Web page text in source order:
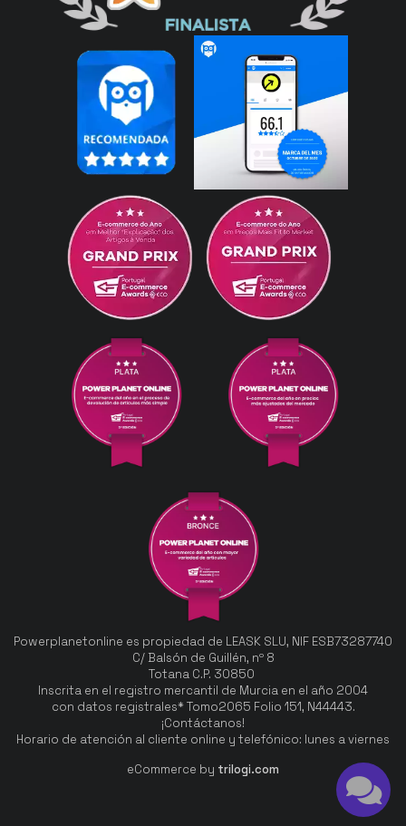
Powerplanetonline es propiedad de LEASK SLU, NIF ESB73287740
C/ Balsón de Guillén, nº 8
Totana C.P. 30850
Inscrita en el registro mercantil de Murcia en el año 2004
con datos registrales* Tomo2065 Folio 151, N44443.
¡Contáctanos!
Horario de atención al cliente online y telefónico: lunes a viernes
eCommerce by trilogi.com